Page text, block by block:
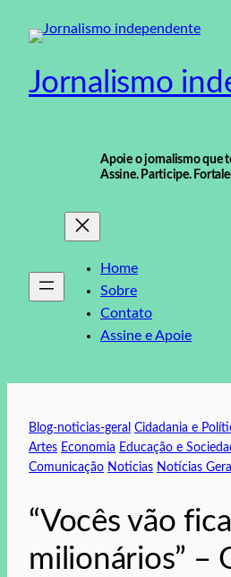
para
conteúdo
Jornalismo
Apoie o jornalismo que
Assine. Participe.
Home
Sobre
Contato
Assine e Apoie
Blog-noticias-geral Cidadania e
Artes Economia Educação e
Comunicação Noticias Notícias
“Vocês vão
milionários” –